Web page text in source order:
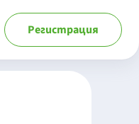
Регистрация